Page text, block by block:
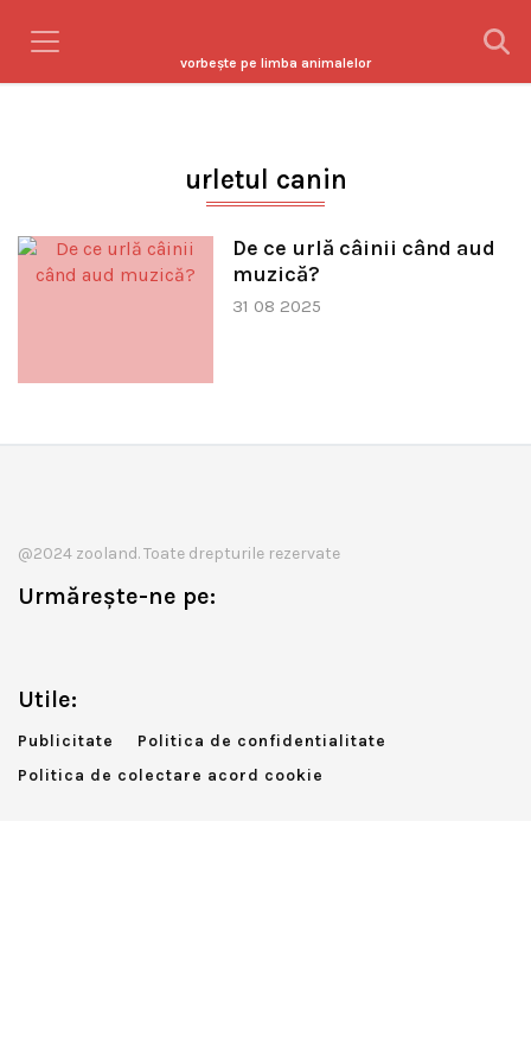
vorbeşte pe limba animalelor
urletul canin
De ce urlă câinii când aud
muzică?
31 08 2025
@2024 zooland. Toate drepturile rezervate
Urmărește-ne pe:
Utile:
Publicitate
Politica de confidentialitate
Politica de colectare acord cookie